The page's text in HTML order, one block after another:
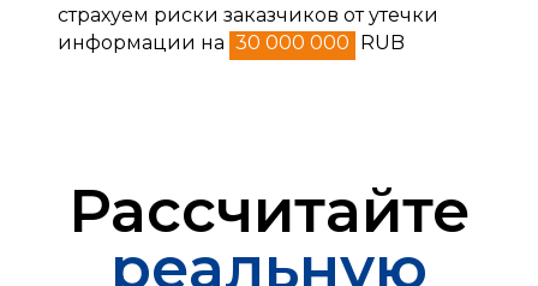
страхуем риски заказчиков от утечки
информации на 30 000 000 RUB
Рассчитайте
реальную